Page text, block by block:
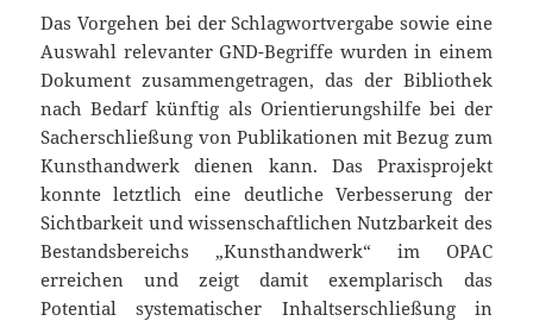
Das Vorgehen bei der Schlagwortvergabe sowie eine
Auswahl relevanter GND-Begriffe wurden in einem
Dokument zusammengetragen, das der Bibliothek
nach Bedarf künftig als Orientierungshilfe bei der
Sacherschließung von Publikationen mit Bezug zum
Kunsthandwerk dienen kann. Das Praxisprojekt
konnte letztlich eine deutliche Verbesserung der
Sichtbarkeit und wissenschaftlichen Nutzbarkeit des
Bestandsbereichs „Kunsthandwerk“ im OPAC
erreichen und zeigt damit exemplarisch das
Potential systematischer Inhaltserschließung in